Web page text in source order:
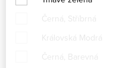
Černá, Stříbrná
Královská Modrá
Černá, Barevná